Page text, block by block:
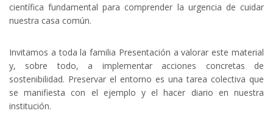
científica fundamental para comprender la urgencia de cuidar
nuestra casa común.
Invitamos a toda la familia Presentación a valorar este material
y, sobre todo, a implementar acciones concretas de
sostenibilidad. Preservar el entorno es una tarea colectiva que
se manifiesta con el ejemplo y el hacer diario en nuestra
institución.